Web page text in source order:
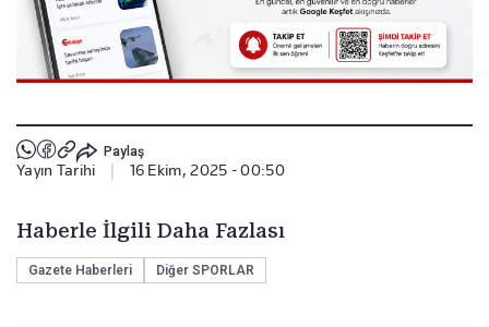
Paylaş
Yayın Tarihi 16 Ekim, 2025 - 00:50
Haberle İlgili Daha Fazlası
Gazete Haberleri Diğer SPORLAR